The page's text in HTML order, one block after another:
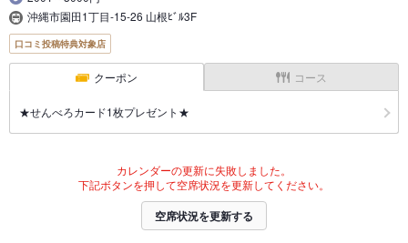
沖縄市園田1丁目-15-26 山根ﾋﾞﾙ3F
口コミ投稿特典対象店
クーポン コース
★せんべろカード1枚プレゼント★
カレンダーの更新に失敗しました。
下記ボタンを押して空席状況を更新してください。
空席状況を更新する